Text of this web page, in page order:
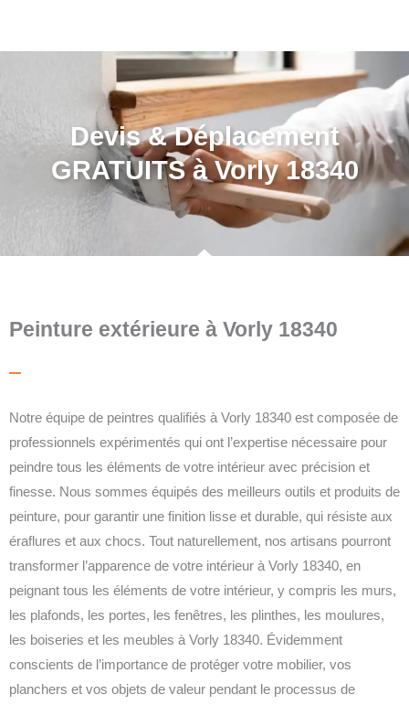
Devis & Déplacement
GRATUITS à Vorly 18340
Peinture extérieure à Vorly 18340
Notre équipe de peintres qualifiés à Vorly 18340 est composée de
professionnels expérimentés qui ont l’expertise nécessaire pour
peindre tous les éléments de votre intérieur avec précision et
finesse. Nous sommes équipés des meilleurs outils et produits de
peinture, pour garantir une finition lisse et durable, qui résiste aux
éraflures et aux chocs. Tout naturellement, nos artisans pourront
transformer l’apparence de votre intérieur à Vorly 18340, en
peignant tous les éléments de votre intérieur, y compris les murs,
les plafonds, les portes, les fenêtres, les plinthes, les moulures,
les boiseries et les meubles à Vorly 18340. Évidemment
conscients de l’importance de protéger votre mobilier, vos
planchers et vos objets de valeur pendant le processus de